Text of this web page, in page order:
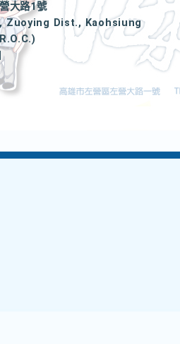
大路1號
Zuoying Dist., Kaohsiung
|